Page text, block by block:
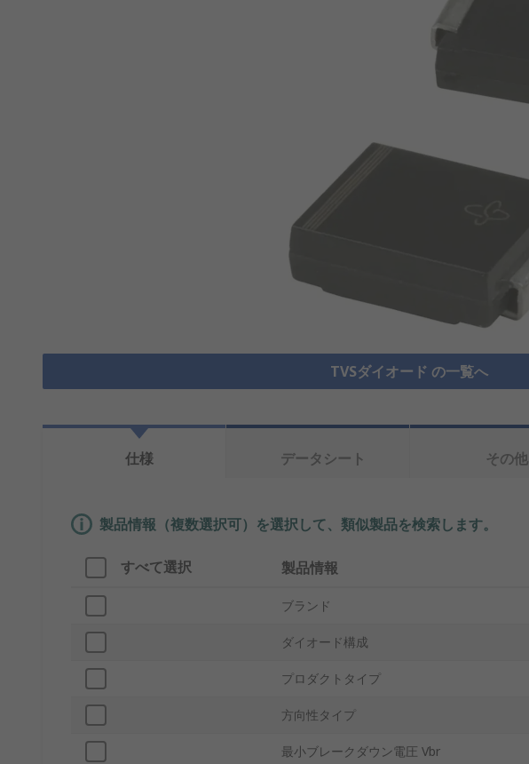
TVSダイオード の一覧へ
仕様 データシート その他
製品情報（複数選択可）を選択して、類似製品を検索します。
すべて選択 製品情報
ブランド
ダイオード構成
プロダクトタイプ
方向性タイプ
最小ブレークダウン電圧 Vbr